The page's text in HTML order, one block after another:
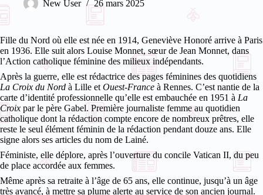
New User 26 mars 2025
Fille du Nord où elle est née en 1914, Geneviève Honoré arrive à Paris
en 1936. Elle suit alors Louise Monnet, sœur de Jean Monnet, dans
l’Action catholique féminine des milieux indépendants.
Après la guerre, elle est rédactrice des pages féminines des quotidiens
La Croix du Nord à Lille et Ouest-France à Rennes. C’est nantie de la
carte d’identité professionnelle qu’elle est embauchée en 1951 à La
Croix par le père Gabel. Première journaliste femme au quotidien
catholique dont la rédaction compte encore de nombreux prêtres, elle
reste le seul élément féminin de la rédaction pendant douze ans. Elle
signe alors ses articles du nom de Lainé.
Féministe, elle déplore, après l’ouverture du concile Vatican II, du peu
de place accordée aux femmes.
Même après sa retraite à l’âge de 65 ans, elle continue, jusqu’à un âge
très avancé, à mettre sa plume alerte au service de son ancien journal.